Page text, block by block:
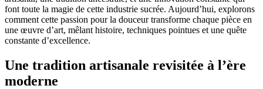
font toute la magie de cette industrie sucrée. Aujourd’hui, explorons
comment cette passion pour la douceur transforme chaque pièce en
une œuvre d’art, mêlant histoire, techniques pointues et une quête
constante d’excellence.
Une tradition artisanale revisitée à l’ère
moderne